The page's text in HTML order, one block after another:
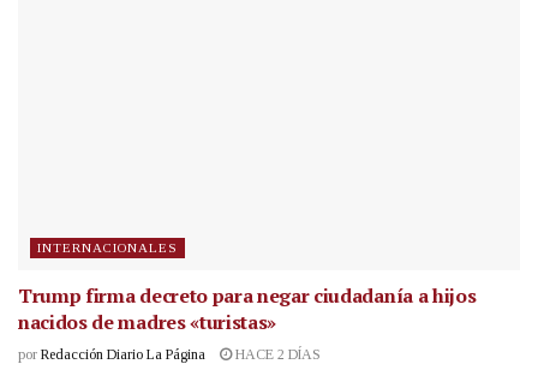
INTERNACIONALES
Trump firma decreto para negar ciudadanía a hijos
nacidos de madres «turistas»
por Redacción Diario La Página HACE 2 DÍAS